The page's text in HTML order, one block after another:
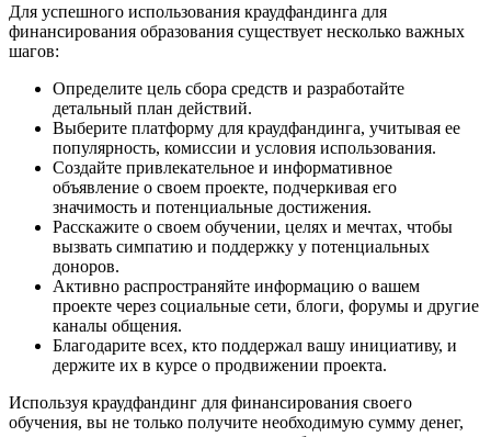
Для успешного использования краудфандинга для
финансирования образования существует несколько важных
шагов:
Определите цель сбора средств и разработайте
детальный план действий.
Выберите платформу для краудфандинга, учитывая ее
популярность, комиссии и условия использования.
Создайте привлекательное и информативное
объявление о своем проекте, подчеркивая его
значимость и потенциальные достижения.
Расскажите о своем обучении, целях и мечтах, чтобы
вызвать симпатию и поддержку у потенциальных
доноров.
Активно распространяйте информацию о вашем
проекте через социальные сети, блоги, форумы и другие
каналы общения.
Благодарите всех, кто поддержал вашу инициативу, и
держите их в курсе о продвижении проекта.
Используя краудфандинг для финансирования своего
обучения, вы не только получите необходимую сумму денег,